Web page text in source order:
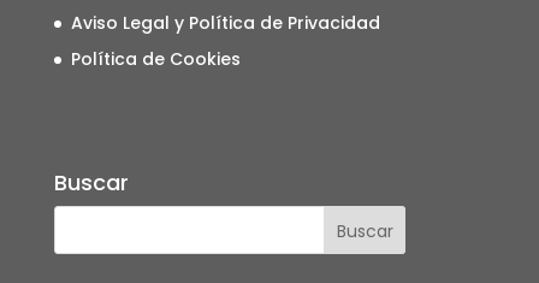
Aviso Legal y Política de Privacidad
Política de Cookies
Buscar